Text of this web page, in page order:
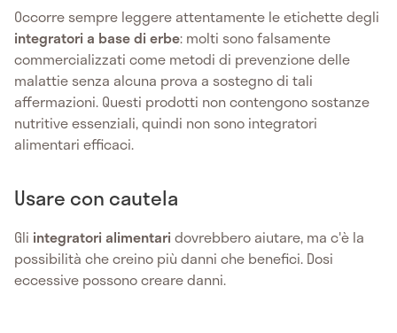
Occorre sempre leggere attentamente le etichette degli
integratori a base di erbe: molti sono falsamente
commercializzati come metodi di prevenzione delle
malattie senza alcuna prova a sostegno di tali
affermazioni. Questi prodotti non contengono sostanze
nutritive essenziali, quindi non sono integratori
alimentari efficaci.
Usare con cautela
Gli integratori alimentaridovrebbero aiutare, ma c'è la
possibilità che creino più danni che benefici. Dosi
eccessive possono creare danni.